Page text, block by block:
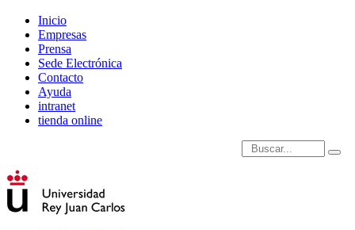
Inicio
Empresas
Prensa
Sede Electrónica
Contacto
Ayuda
intranet
tienda online
Introduce términos de